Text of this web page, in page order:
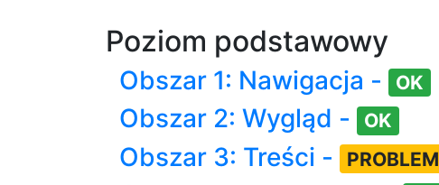
Poziom podstawowy
Obszar 1: Nawigacja - OK
Obszar 2: Wygląd - OK
Obszar 3: Treści - PROBLEM